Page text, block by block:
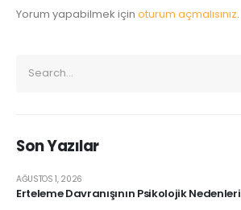
Yorum yapabilmek için oturum açmalısınız.
Son Yazılar
Erteleme Davranışının Psikolojik Nedenleri
AĞUSTOS 1, 2026